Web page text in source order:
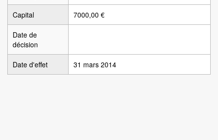
Capital 7000,00 €
Date de
décision
Date d'effet 31 mars 2014